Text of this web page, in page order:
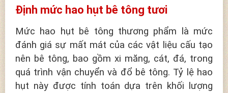
Định mức hao hụt bê tông tươi
Mức hao hụt bê tông thương phẩm là mức
đánh giá sự mất mát của các vật liệu cấu tạo
nên bê tông, bao gồm xi măng, cát, đá, trong
quá trình vận chuyển và đổ bê tông. Tỷ lệ hao
hụt này được tính toán dựa trên khối lượng